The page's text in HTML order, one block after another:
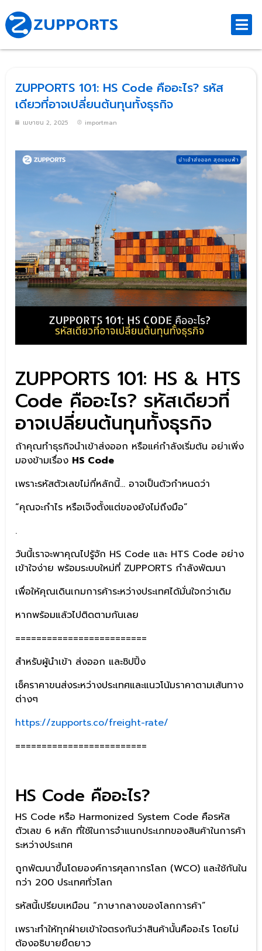
ZUPPORTS 101: HS Code คืออะไร? รหัส
เดียวที่อาจเปลี่ยนต้นทุนทั้งธุรกิจ
เมษายน 2, 2025 importman
ZUPPORTS 101: HS & HTS
Code คืออะไร? รหัสเดียวที่
อาจเปลี่ยนต้นทุนทั้งธุรกิจ
ถ้าคุณทำธุรกิจนำเข้าส่งออก หรือแค่กำลังเริ่มต้น อย่าเพิ่ง
มองข้ามเรื่อง HS Code
เพราะรหัสตัวเลขไม่กี่หลักนี้… อาจเป็นตัวกำหนดว่า
“คุณจะกำไร หรือเจ๊งตั้งแต่ของยังไม่ถึงมือ”
.
วันนี้เราจะพาคุณไปรู้จัก HS Code และ HTS Code อย่าง
เข้าใจง่าย พร้อมระบบใหม่ที่ ZUPPORTS กำลังพัฒนา
เพื่อให้คุณเดินเกมการค้าระหว่างประเทศได้มั่นใจกว่าเดิม
หากพร้อมแล้วไปติดตามกันเลย
=========================
สำหรับผู้นำเข้า ส่งออก และชิปปิ้ง
เช็คราคาขนส่งระหว่างประเทศและแนวโน้มราคาตามเส้นทาง
ต่างๆ
https://zupports.co/freight-rate/
=========================
HS Code คืออะไร?
HS Code หรือ Harmonized System Code คือรหัส
ตัวเลข 6 หลัก ที่ใช้ในการจำแนกประเภทของสินค้าในการค้า
ระหว่างประเทศ
ถูกพัฒนาขึ้นโดยองค์การศุลกากรโลก (WCO) และใช้กันใน
กว่า 200 ประเทศทั่วโลก
รหัสนี้เปรียบเหมือน “ภาษากลางของโลกการค้า”
เพราะทำให้ทุกฝ่ายเข้าใจตรงกันว่าสินค้านั้นคืออะไร โดยไม่
ต้องอธิบายยืดยาว